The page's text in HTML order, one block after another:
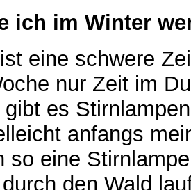
ich im Winter
eine schwere
nur Zeit im
gibt es
anfangs
so eine
den Wald